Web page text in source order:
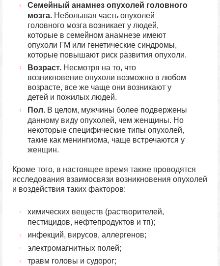
Семейный анамнез опухолей головного
мозга.Небольшая часть опухолей
головного мозга возникает у людей,
которые в семейном анамнезе имеют
опухоли ГМ или генетические синдромы,
которые повышают риск развития опухоли.
Возраст.Несмотря на то, что
возникновение опухоли возможно в любом
возрасте, все же чаще они возникают у
детей и пожилых людей.
Пол.В целом, мужчины более подвержены
данному виду опухолей, чем женщины. Но
некоторые специфические типы опухолей,
такие как менингиома, чаще встречаются у
женщин.
Кроме того, в настоящее время также проводятся
исследования взаимосвязи возникновения опухолей
и воздействия таких факторов:
химических веществ (растворителей,
пестицидов, нефтепродуктов и тп);
инфекций, вирусов, аллергенов;
электромагнитных полей;
травм головы и судорог;